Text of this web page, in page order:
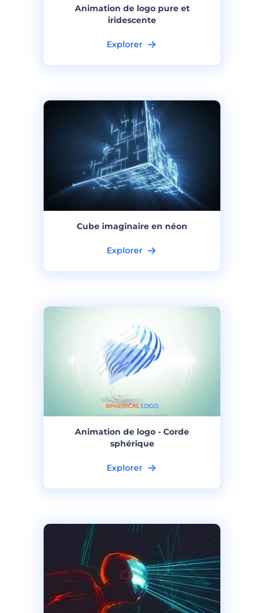
Animation de logo pure et
iridescente
Explorer
Cube imaginaire en néon
Explorer
Animation de logo - Corde
sphérique
Explorer